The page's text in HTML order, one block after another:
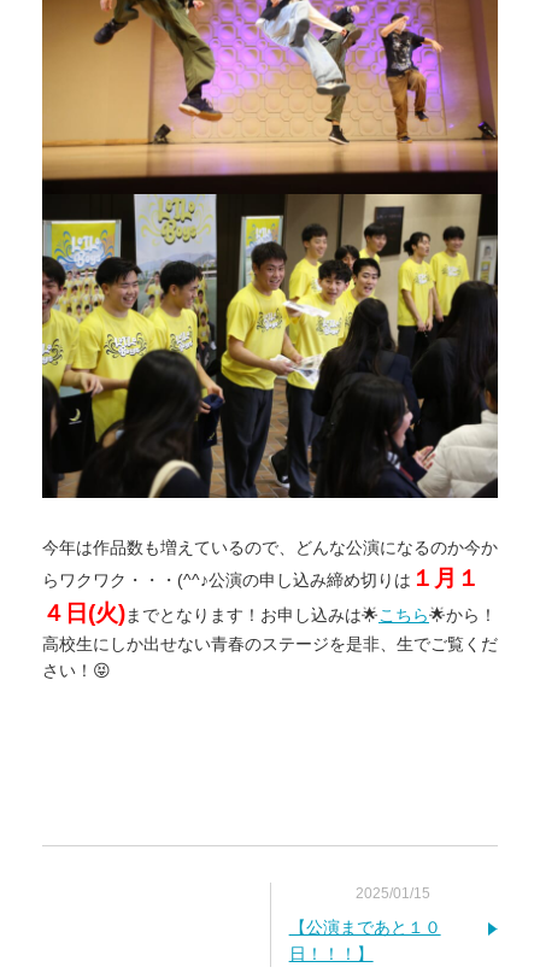
今年は作品数も増えているので、どんな公演になるのか今か
らワクワク・・・(^^♪公演の申し込み締め切りは １月１
４日(火)までとなります！ お申し込みは🌟こちら🌟から！
高校生にしか出せない青春のステージを是非、生でご覧くだ
さい！😝
2025/01/15
【公演まであと１０
日！！！】